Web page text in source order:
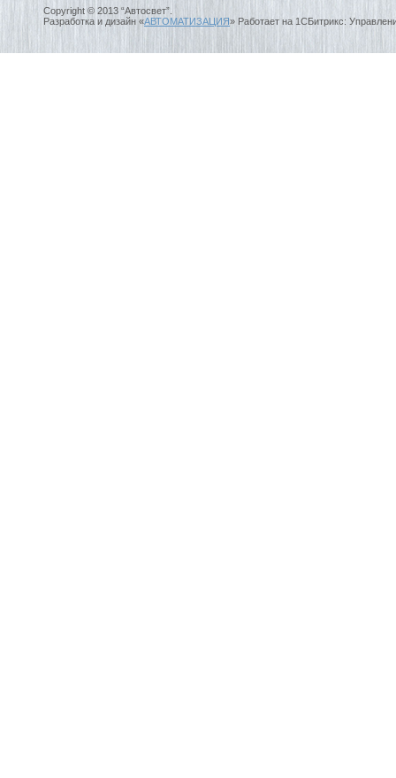
Copyright © 2013 “Автосвет”.
Разработка и дизайн «АВТОМАТИЗАЦИЯ» Работает на 1СБитрикс: